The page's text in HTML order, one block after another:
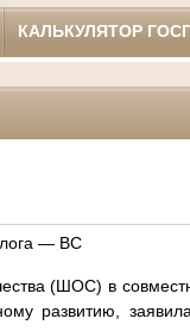
КАЛЬКУЛЯТОР
— ВС
(ШОС) в
развитию,